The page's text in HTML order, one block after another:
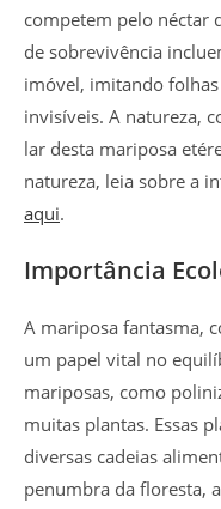
competem pelo néctar
de sobrevivência
imóvel, imitando
invisíveis. A natureza,
lar desta mariposa
natureza, leia sobre a
aqui.
Importância
A mariposa fantasma,
um papel vital no
mariposas, como
muitas plantas. Essas
diversas cadeias
penumbra da floresta,